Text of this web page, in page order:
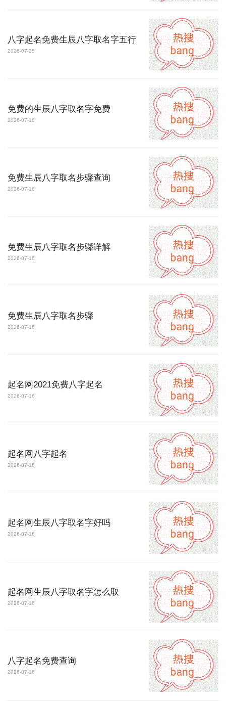
八字起名免费生辰八字取名字五行
2026-07-25
免费的生辰八字取名字免费
2026-07-16
免费生辰八字取名步骤查询
2026-07-16
免费生辰八字取名步骤详解
2026-07-16
免费生辰八字取名步骤
2026-07-16
起名网2021免费八字起名
2026-07-16
起名网八字起名
2026-07-16
起名网生辰八字取名字好吗
2026-07-16
起名网生辰八字取名字怎么取
2026-07-16
八字起名免费查询
2026-07-16